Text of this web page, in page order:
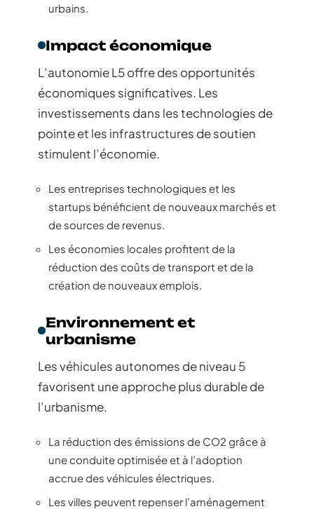
urbains.
Impact économique
L’autonomie L5 offre des opportunités
économiques significatives. Les
investissements dans les technologies de
pointe et les infrastructures de soutien
stimulent l’économie.
Les entreprises technologiques et les
startups bénéficient de nouveaux marchés et
de sources de revenus.
Les économies locales profitent de la
réduction des coûts de transport et de la
création de nouveaux emplois.
Environnement et
urbanisme
Les véhicules autonomes de niveau 5
favorisent une approche plus durable de
l’urbanisme.
La réduction des émissions de CO2 grâce à
une conduite optimisée et à l’adoption
accrue des véhicules électriques.
Les villes peuvent repenser l’aménagement